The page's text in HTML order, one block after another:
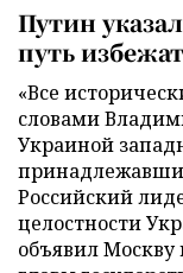
Путин
путь
«Все
словами
Украиной
Российский
целостности
объявил Москву